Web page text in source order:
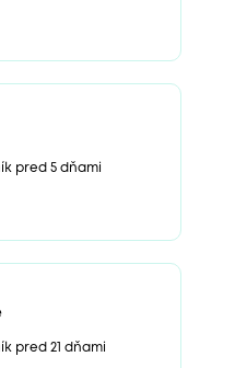
pred 5 dňami
pred 21 dňami